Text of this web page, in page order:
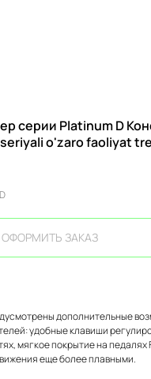
серии Platinum D
o'zaro faoliyat
ОФОРМИТЬ ЗАКАЗ
дополнительные
удобные клавиши
мягкое покрытие на
еще более плавными.